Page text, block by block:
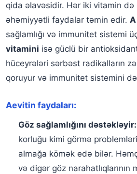
qida əlavəsidir. Hər iki vitamin də
əhəmiyyətli faydalar təmin edir.
sağlamlığı və immunitet sistemi
vitamini isə güclü bir
hüceyrələri sərbəst radikalların
qoruyur və immunitet sistemini
Aevitin faydaları:
Göz sağlamlığını dəstəkləyir:
korluğu kimi görmə
almağa kömək edə bilər.
və digər göz narahatlıqlarının